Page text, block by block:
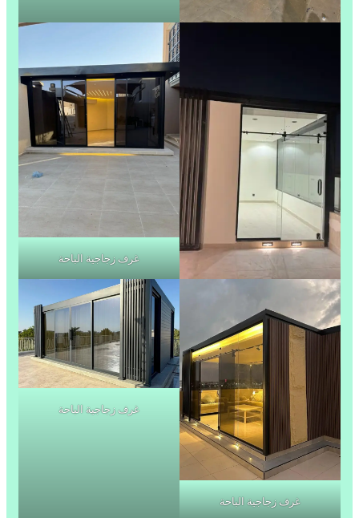
غرف زجاجية الباحة
غرف زجاجية الباحة
غرف زجاجية الباحة